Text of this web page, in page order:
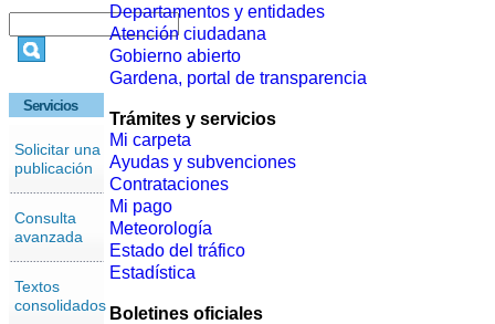
Servicios
Solicitar una
publicación
Consulta
avanzada
Textos
consolidados
Departamentos y entidades
Atención ciudadana
Gobierno abierto
Gardena, portal de transparencia
Trámites y servicios
Mi carpeta
Ayudas y subvenciones
Contrataciones
Mi pago
Meteorología
Estado del tráfico
Estadística
Boletines oficiales